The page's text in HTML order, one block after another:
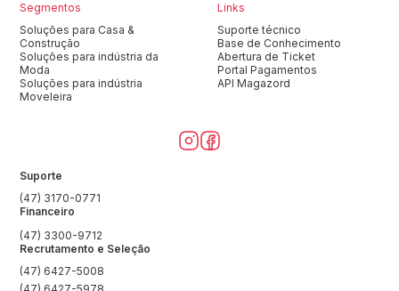
Segmentos
Soluções para Casa &
Construção
Soluções para indústria da
Moda
Soluções para indústria
Moveleira
Links
Suporte técnico
Base de Conhecimento
Abertura de Ticket
Portal Pagamentos
API Magazord
Suporte
(47) 3170-0771
Financeiro
(47) 3300-9712
Recrutamento e Seleção
(47) 6427-5008